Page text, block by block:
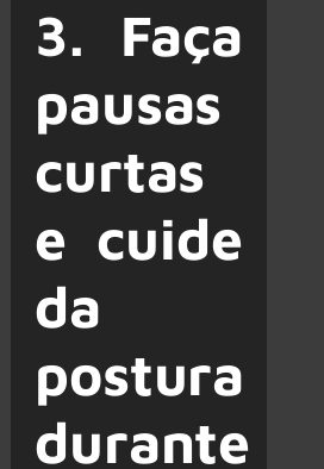
3. Faça
pausas
curtas
e cuide
da
postura
durante